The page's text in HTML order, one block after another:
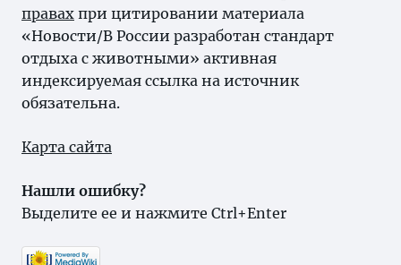
правах при цитировании материала
«Новости/В России разработан стандарт
отдыха с животными» активная
индексируемая ссылка на источник
обязательна.
Карта сайта
Нашли ошибку?
Выделите ее и нажмите Ctrl+Enter